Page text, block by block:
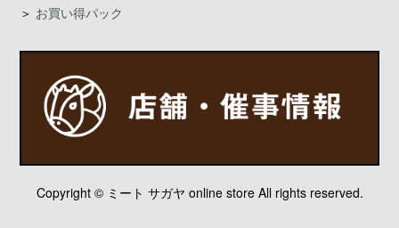
＞ お買い得パック
Copyright © ミート サガヤ online store All rights reserved.